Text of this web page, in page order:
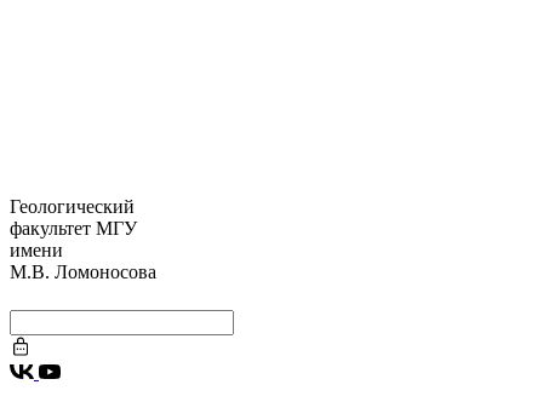
Геологический
факультет МГУ
имени
М.В. Ломоносова